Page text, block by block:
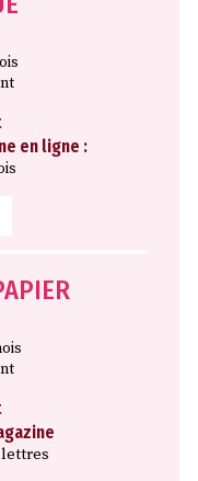
en ligne :
lettres